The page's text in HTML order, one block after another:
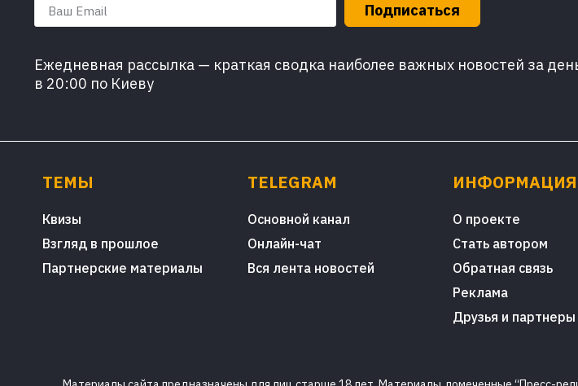
Подписаться
Ежедневная рассылка — краткая сводка наиболее важных новостей за
в 20:00 по Киеву
ТЕМЫ
Квизы
Взгляд в прошлое
Партнерские материалы
TELEGRAM
Основной канал
Онлайн-чат
Вся лента новостей
ИНФОРМАЦИЯ
О проекте
Стать автором
Обратная связь
Реклама
Друзья и партнеры